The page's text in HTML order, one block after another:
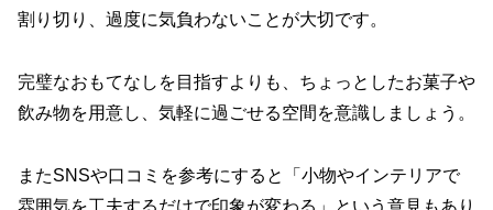
割り切り、過度に気負わないことが大切です。
完璧なおもてなしを目指すよりも、ちょっとしたお菓子や
飲み物を用意し、気軽に過ごせる空間を意識しましょう。
またSNSや口コミを参考にすると「小物やインテリアで
雰囲気を工夫するだけで印象が変わる」という意見もあり